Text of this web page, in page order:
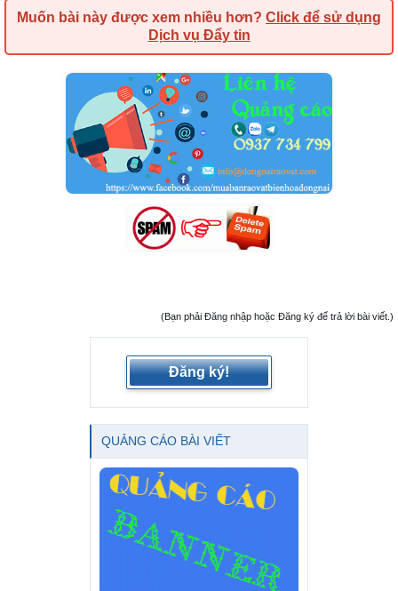
Muốn bài này được xem nhiều hơn? Click để sử dụng
Dịch vụ Đẩy tin
(Bạn phải Đăng nhập hoặc Đăng ký để trả lời bài viết.)
Đăng ký!
QUẢNG CÁO BÀI VIẾT